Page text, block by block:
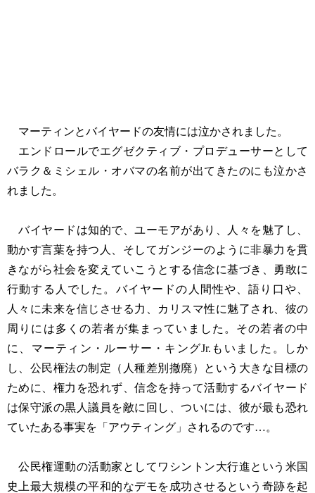
マーティンとバイヤードの友情には泣かされました。
エンドロールでエグゼクティブ・プロデューサーとして
バラク＆ミシェル・オバマの名前が出てきたのにも泣かさ
れました。
バイヤードは知的で、ユーモアがあり、人々を魅了し、
動かす言葉を持つ人、そしてガンジーのように非暴力を貫
きながら社会を変えていこうとする信念に基づき、勇敢に
行動する人でした。バイヤードの人間性や、語り口や、
人々に未来を信じさせる力、カリスマ性に魅了され、彼の
周りには多くの若者が集まっていました。その若者の中
に、マーティン・ルーサー・キングJr.もいました。しか
し、公民権法の制定（人種差別撤廃）という大きな目標の
ために、権力を恐れず、信念を持って活動するバイヤード
は保守派の黒人議員を敵に回し、ついには、彼が最も恐れ
ていたある事実を「アウティング」されるのです…。
公民権運動の活動家としてワシントン大行進という米国
史上最大規模の平和的なデモを成功させるという奇跡を起